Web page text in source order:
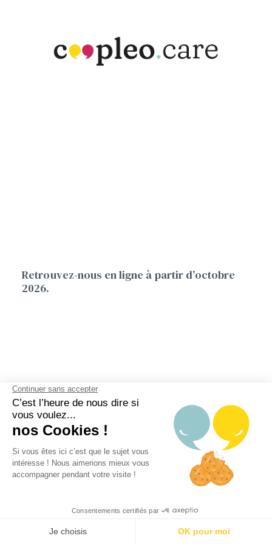
Retrouvez-nous en ligne à partir d’octobre
2026.